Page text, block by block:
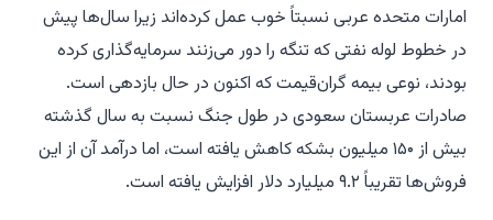
امارات متحده عربی نسبتاً خوب عمل کرده‌اند زیرا سال‌ها پیش
در خطوط لوله نفتی که تنگه را دور می‌زنند سرمایه‌گذاری کرده
بودند، نوعی بیمه گران‌قیمت که اکنون در حال بازدهی است.
صادرات عربستان سعودی در طول جنگ نسبت به سال گذشته
بیش از ۱۵۰ میلیون بشکه کاهش یافته است، اما درآمد آن از این
فروش‌ها تقریباً ۹.۲ میلیارد دلار افزایش یافته است.